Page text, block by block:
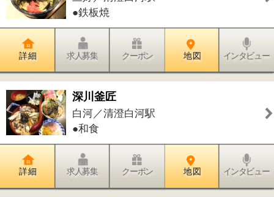
清澄公園
清澄／清澄白河駅
●大きな公園●水遊びの出来る公園
扇橋公園
石島／清澄白河駅
●小さな公園
詳 細 地 図 インタビュー
福富川公園